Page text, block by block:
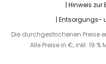
Hinweis zur
Entsorgungs-
Die durchgestrichenen Preise
Alle Preise in €, inkl. 19